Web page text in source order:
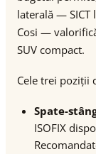
laterală — SICT
Cosi —
SUV compact.
Cele trei poziții
Spate-
ISOFIX